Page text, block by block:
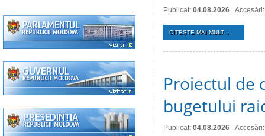
Publicat: 04.08.2026
CITEŞTE MAI MULT...
Proiectul de
bugetului
Publicat: 04.08.2026